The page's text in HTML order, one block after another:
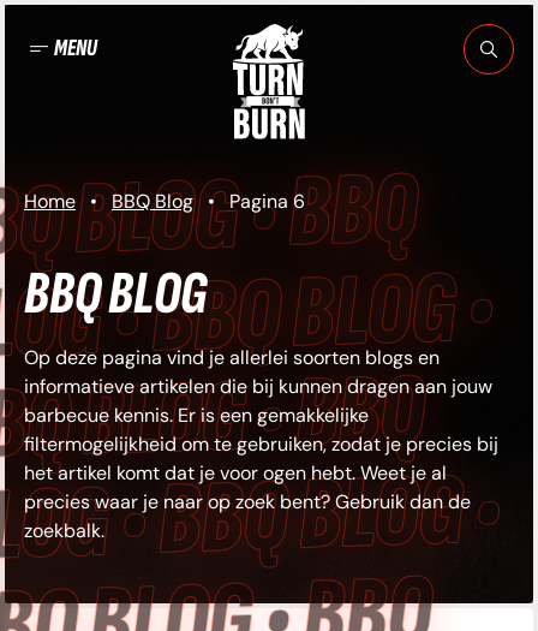
naar MENU
Home • BBQ Blog • Pagina 6
BBQ BLOG
Op deze pagina vind je allerlei soorten blogs en
informatieve artikelen die bij kunnen dragen aan jouw
barbecue kennis. Er is een gemakkelijke
filtermogelijkheid om te gebruiken, zodat je precies bij
het artikel komt dat je voor ogen hebt. Weet je al
precies waar je naar op zoek bent? Gebruik dan de
zoekbalk.
BLOG • BBQ
• BBQ BLOG •
BLOG • BBQ
• BBQ BLOG •